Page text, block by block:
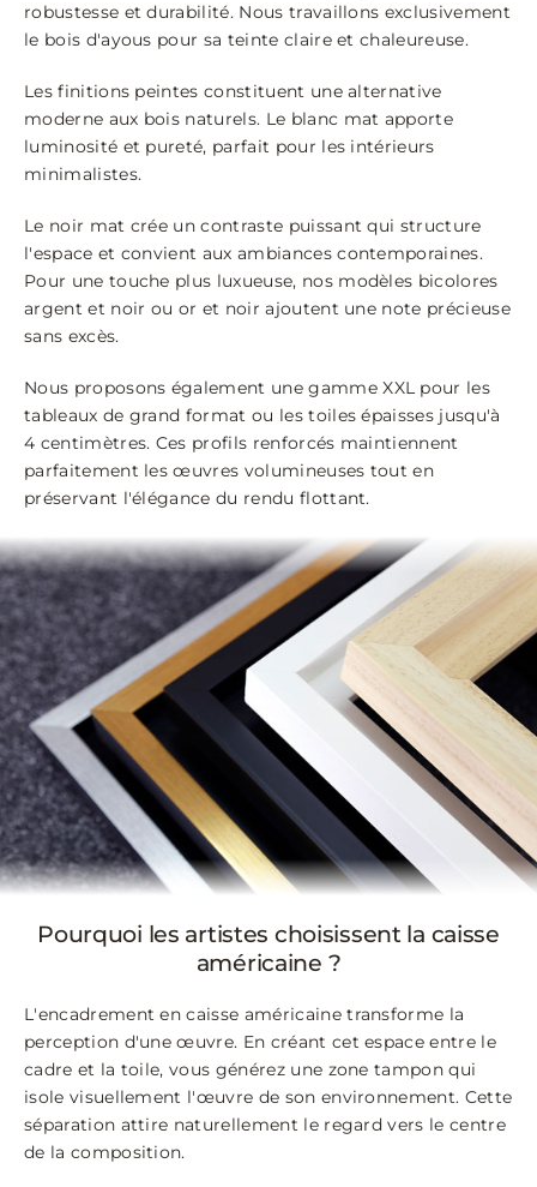
robustesse et durabilité. Nous travaillons exclusivement
le bois d'ayous pour sa teinte claire et chaleureuse.
Les finitions peintes constituent une alternative
moderne aux bois naturels. Le blanc mat apporte
luminosité et pureté, parfait pour les intérieurs
minimalistes.
Le noir mat crée un contraste puissant qui structure
l'espace et convient aux ambiances contemporaines.
Pour une touche plus luxueuse, nos modèles bicolores
argent et noir ou or et noir ajoutent une note précieuse
sans excès.
Nous proposons également une gamme XXL pour les
tableaux de grand format ou les toiles épaisses jusqu'à
4 centimètres. Ces profils renforcés maintiennent
parfaitement les œuvres volumineuses tout en
préservant l'élégance du rendu flottant.
Pourquoi les artistes choisissent la caisse
américaine ?
L'encadrement en caisse américaine transforme la
perception d'une œuvre. En créant cet espace entre le
cadre et la toile, vous générez une zone tampon qui
isole visuellement l'œuvre de son environnement. Cette
séparation attire naturellement le regard vers le centre
de la composition.